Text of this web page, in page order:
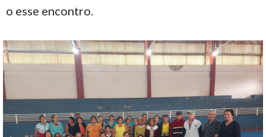
o esse encontro.